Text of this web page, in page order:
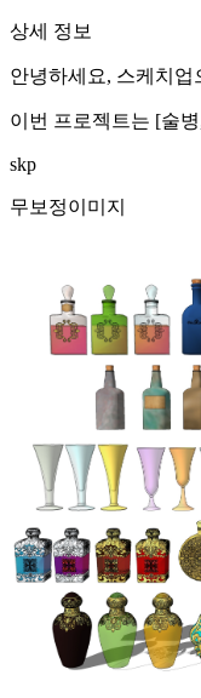
상세 정보
안녕하세요, 스케치
이번 프로젝트는 [술
skp
무보정이미지